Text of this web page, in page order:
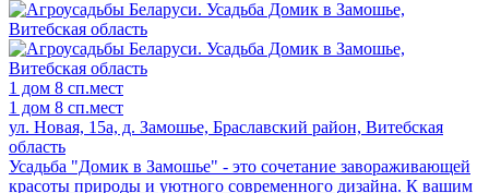
1 дом 8 сп.мест
1 дом 8 сп.мест
ул. Новая, 15а, д. Замошье, Браславский район, Витебская
область
Усадьба "Домик в Замошье" - это сочетание завораживающей
красоты природы и уютного современного дизайна. К вашим